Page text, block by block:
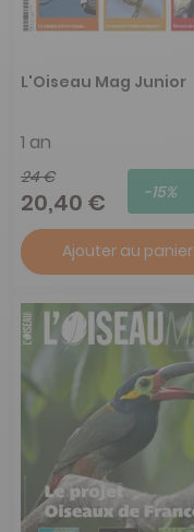
L'Oiseau Mag Junior
1 an
24 €
20,40 € -15%
Ajouter au panier